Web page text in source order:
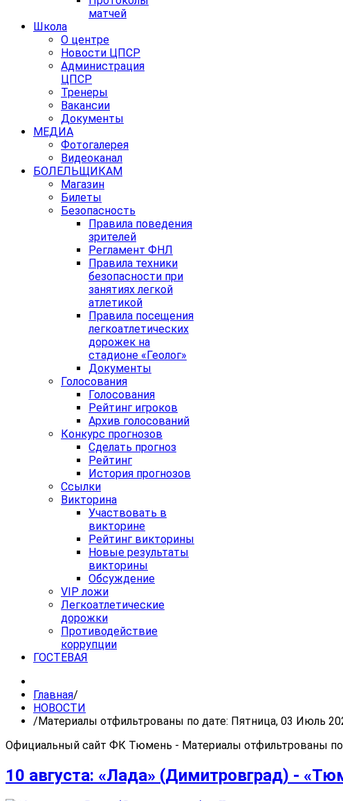
матчей
Школа
О центре
Новости ЦПСР
Администрация
ЦПСР
Тренеры
Вакансии
Документы
МЕДИА
Фотогалерея
Видеоканал
БОЛЕЛЬЩИКАМ
Магазин
Билеты
Безопасность
Правила поведения
зрителей
Регламент ФНЛ
Правила техники
безопасности при
занятиях легкой
атлетикой
Правила посещения
легкоатлетических
дорожек на
стадионе «Геолог»
Документы
Голосования
Голосования
Рейтинг игроков
Архив голосований
Конкурс прогнозов
Сделать прогноз
Рейтинг
История прогнозов
Ссылки
Викторина
Участвовать в
викторине
Рейтинг викторины
Новые результаты
викторины
Обсуждение
VIP ложи
Легкоатлетические
дорожки
Противодействие
коррупции
ГОСТЕВАЯ
Главная/
НОВОСТИ
/ Материалы отфильтрованы по дате: Пятница, 03 Июль
Официальный сайт ФК Тюмень - Материалы отфильтрованы по
10 августа: «Лада» (Димитровград) -